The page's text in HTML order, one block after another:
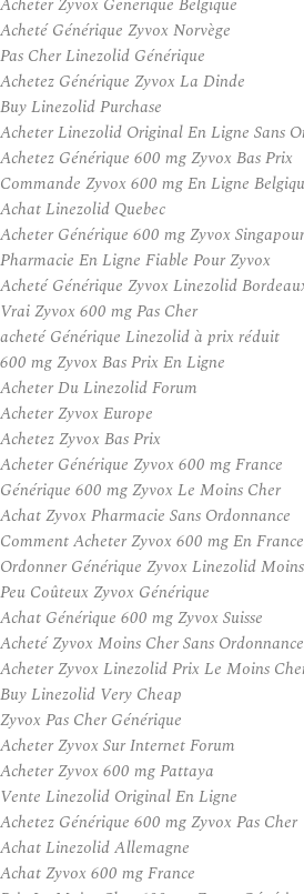
Acheté Générique Zyvox Norvège
Pas Cher Linezolid Générique
Achetez Générique Zyvox La Dinde
Buy Linezolid Purchase
Acheter Linezolid Original En Ligne Sans
Achetez Générique 600 mg Zyvox Bas Prix
Commande Zyvox 600 mg En Ligne
Achat Linezolid Quebec
Acheter Générique 600 mg Zyvox Singapour
Pharmacie En Ligne Fiable Pour Zyvox
Acheté Générique Zyvox Linezolid
Vrai Zyvox 600 mg Pas Cher
acheté Générique Linezolid à prix réduit
600 mg Zyvox Bas Prix En Ligne
Acheter Du Linezolid Forum
Acheter Zyvox Europe
Achetez Zyvox Bas Prix
Acheter Générique Zyvox 600 mg France
Générique 600 mg Zyvox Le Moins Cher
Achat Zyvox Pharmacie Sans Ordonnance
Comment Acheter Zyvox 600 mg En France
Ordonner Générique Zyvox Linezolid
Peu Coûteux Zyvox Générique
Achat Générique 600 mg Zyvox Suisse
Acheté Zyvox Moins Cher Sans Ordonnance
Acheter Zyvox Linezolid Prix Le Moins
Buy Linezolid Very Cheap
Zyvox Pas Cher Générique
Acheter Zyvox Sur Internet Forum
Acheter Zyvox 600 mg Pattaya
Vente Linezolid Original En Ligne
Achetez Générique 600 mg Zyvox Pas Cher
Achat Linezolid Allemagne
Achat Zyvox 600 mg France